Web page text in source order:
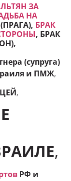
ЗА
НА
БРАК
, БРАК
),
(супруга)
и ПМЖ,
,
,
РФ и